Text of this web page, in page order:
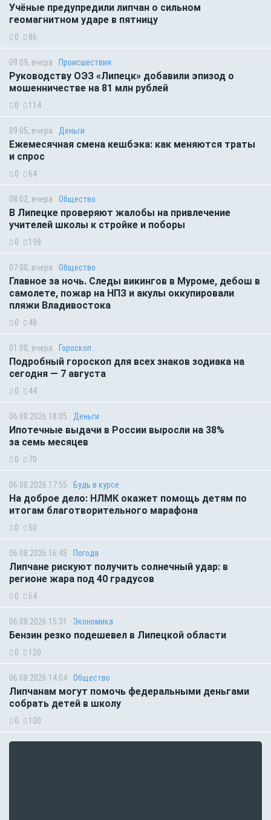
Учёные предупредили липчан о сильном
геомагнитном ударе в пятницу
0 86
09:09, вчера Происшествия
Руководству ОЭЗ «Липецк» добавили эпизод о
мошенничестве на 81 млн рублей
0 114
09:05, вчера Деньги
Ежемесячная смена кешбэка: как меняются траты
и спрос
0 64
08:02, вчера Общество
В Липецке проверяют жалобы на привлечение
учителей школы к стройке и поборы
0 198
07:00, вчера Общество
Главное за ночь. Следы викингов в Муроме, дебош в
самолете, пожар на НПЗ и акулы оккупировали
пляжи Владивостока
0 48
01:00, вчера Гороскоп
Подробный гороскоп для всех знаков зодиака на
сегодня — 7 августа
0 44
06.08.2026 18:05 Деньги
Ипотечные выдачи в России выросли на 38%
за семь месяцев
0 70
06.08.2026 17:55 Будь в курсе
На доброе дело: НЛМК окажет помощь детям по
итогам благотворительного марафона
0 50
06.08.2026 16:45 Погода
Липчане рискуют получить солнечный удар: в
регионе жара под 40 градусов
0 64
06.08.2026 15:31 Экономика
Бензин резко подешевел в Липецкой области
0 120
06.08.2026 14:04 Общество
Липчанам могут помочь федеральными деньгами
собрать детей в школу
0 100